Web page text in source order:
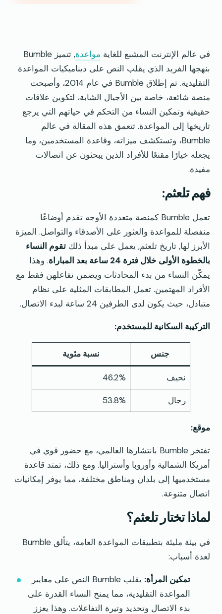
في عالم الإنترنت المشبع للغاية مواعدة
, تتميز Bumble
بنهجها الفريد الذي يقلب النص على ديناميكيات المواعدة
التقليدية. تم إطلاق Bumble في عام 2014، وأصبحت
منصة شائعة، خاصة بين الأجيال الشابة، لتكوين علاقات
حقيقية وتمكين النساء من التحكم في حياتهم التي يرجع
تاريخها إلى المواعدة. تتعمق هذه المقالة في عالم
Bumble، وتستكشف ميزاته، وقاعدة المستخدمين، وما
يجعله خيارًا مقنعًا للأفراد الذين يبحثون عن اتصالات
مفيدة.
فهم تلعثم:
تعمل Bumble كمنصة متعددة الأوجه تقدم أوضاعًا
منفصلة للمواعدة والعثور على الأصدقاء والتواصل. الميزة
الأبرز لها, تاريخ تلعثم, يعمل على مبدأ ذلك تقوم النساء
بالخطوة الأولى خلال فترة 24 ساعة بعد المباراة
. وهذا
يمكّن النساء من بدء المحادثات ويضمن تفاعلهن فقط مع
الأفراد المهتمين. تعمل المطابقات المثلية على نظام
متبادل، حيث يكون لدى الطرفين 24 ساعة لبدء الاتصال.
التركيبة السكانية للمستخدم:
جنس نسبة مئوية
نحيف 46.2%
رجال 53.8%
موقع:
تفتخر Bumble بانتشارها العالمي، مع حضور قوي في
أمريكا الشمالية وأوروبا وأستراليا. ومع ذلك، تمتد قاعدة
مستخدميها إلى بلدان ومناطق مختلفة، مما يوفر إمكانيات
اتصال متنوعة.
لماذا تختار تلعثم؟
في بيئة مليئة بتطبيقات المواعدة العامة، يتألق Bumble
لعدة أسباب:
تمكين المرأة:
يقلب Bumble النص على معايير
المواعدة التقليدية، مما يمنح النساء القدرة على
بدء الاتصال وتحديد وتيرة التفاعلات. وهذا يعزز